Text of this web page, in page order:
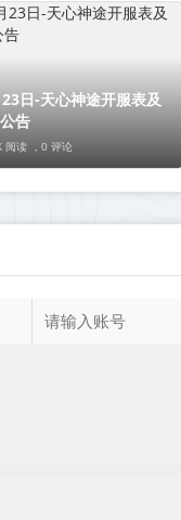
日-天心神途开服表及
告
阅读 ， 0 评论